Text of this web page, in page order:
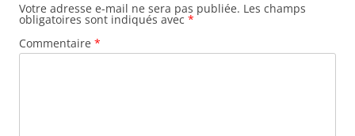
Votre adresse e-mail ne sera pas publiée. Les champs
obligatoires sont indiqués avec *
Commentaire *